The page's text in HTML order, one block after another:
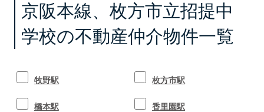
京阪本線、枚方市立招提中
学校の不動産仲介物件一覧
牧野駅 枚方市駅
橋本駅 香里園駅